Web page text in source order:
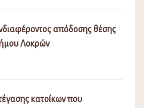
απόδοσης θέσης
Λοκρών
κατοίκων που